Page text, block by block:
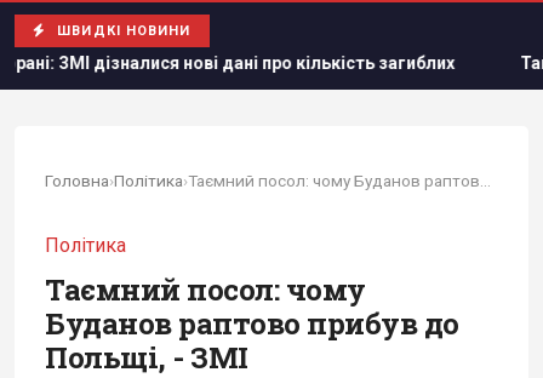
ШВИДКІ НОВИНИ
дані про кількість загиблих Тайвань показав під
Головна›Політика›
Політика
Таємний посол: чому
Буданов раптово прибув до
Польщі, - ЗМІ